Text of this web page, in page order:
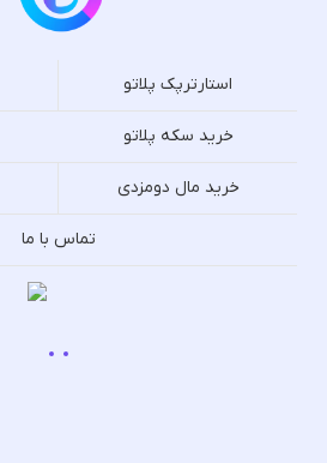
استارترپک پلاتو
خرید سکه پلاتو
خرید مال دومزدی
تماس با ما